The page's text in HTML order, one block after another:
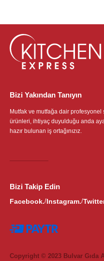
Bizi Yakından Tanıyın
Mutfak ve mutfağa dair
ürünleri, ihtiyaç duyulduğu anda
hazır bulunan iş ortağınızız.
Bizi Takip Edin
Facebook./Instagram./
Copyright © 2023 Bulvar Gıda